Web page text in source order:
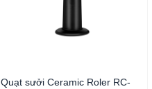
Quạt sưởi Ceramic Roler RC-